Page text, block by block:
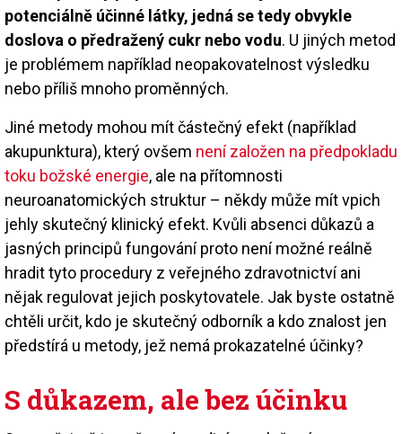
potenciálně účinné látky, jedná se tedy obvykle
doslova o předražený cukr nebo vodu. U jiných metod
je problémem například neopakovatelnost výsledku
nebo příliš mnoho proměnných.
Jiné metody mohou mít částečný efekt (například
akupunktura), který ovšem není založen na předpokladu
toku božské energie, ale na přítomnosti
neuroanatomických struktur – někdy může mít vpich
jehly skutečný klinický efekt. Kvůli absenci důkazů a
jasných principů fungování proto není možné reálně
hradit tyto procedury z veřejného zdravotnictví ani
nějak regulovat jejich poskytovatele. Jak byste ostatně
chtěli určit, kdo je skutečný odborník a kdo znalost jen
předstírá u metody, jež nemá prokazatelné účinky?
S důkazem, ale bez účinku